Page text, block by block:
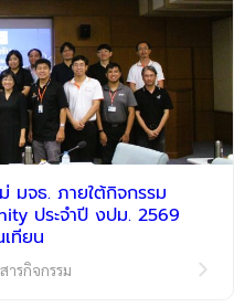
มจธ. ภายใต้กิจกรรม
ประจำปี งปม. 2569
ทียน
ารกิจกรรม